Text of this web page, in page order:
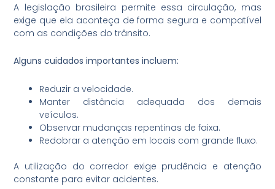
A legislação brasileira permite essa circulação, mas
exige que ela aconteça de forma segura e compatível
com as condições do trânsito.
Alguns cuidados importantes incluem:
Reduzir a velocidade.
Manter distância adequada dos demais
veículos.
Observar mudanças repentinas de faixa.
Redobrar a atenção em locais com grande fluxo.
A utilização do corredor exige prudência e atenção
constante para evitar acidentes.